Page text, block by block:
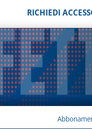
RICHIEDI